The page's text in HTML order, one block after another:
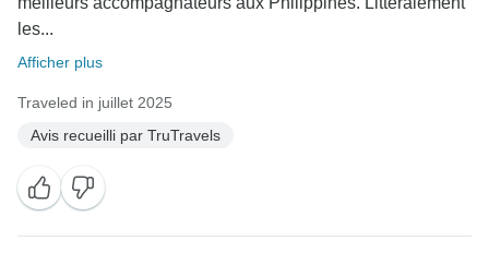
les...
Afficher plus
Traveled in juillet 2025
Avis recueilli par TruTravels